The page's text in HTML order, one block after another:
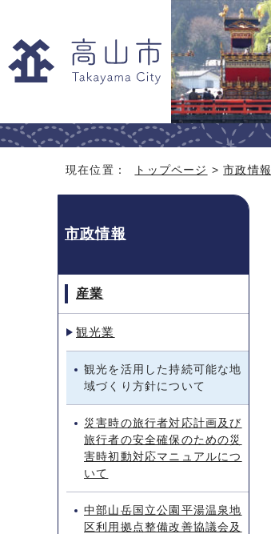
現在位置： トップページ >市政情報
市政情報
産業
観光業
観光を活用した持続可能な地
域づくり方針について
災害時の旅行者対応計画及び
旅行者の安全確保のための災
害時初動対応マニュアルにつ
いて
中部山岳国立公園平湯温泉地
区利用拠点整備改善協議会及